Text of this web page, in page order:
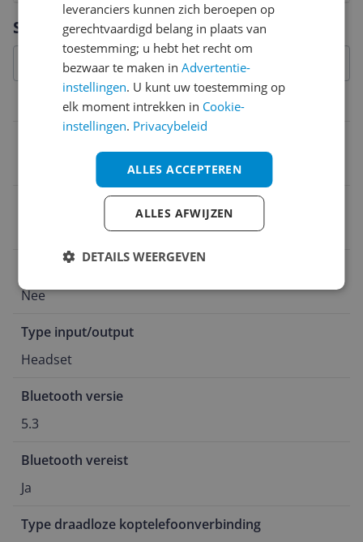
Specificaties
Connectiviteit
Draadloos bereik
Bediening via mobiele app
Nee
Type input/output
Headset
Bluetooth versie
5.3
Bluetooth vereist
Ja
Type draadloze koptelefoonverbinding
Vraag 1 van 4
leveranciers kunnen zich beroepen op
gerechtvaardigd belang in plaats van
toestemming; u hebt het recht om
bezwaar te maken inAdvertentie-
instellingen. U kunt uw toestemming op
elk moment intrekken in Cookie-
instellingen. Privacybeleid
ALLES ACCEPTEREN
ALLES AFWIJZEN
DETAILS WEERGEVEN